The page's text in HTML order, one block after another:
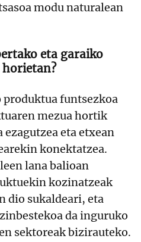
modu naturalean
eta garaiko
produktua funtsezkoa
mezua hortik
eta etxean
konektatzea.
lana balioan
kozinatzeak
dio sukaldeari, eta
da inguruko
sektoreak bizirauteko.